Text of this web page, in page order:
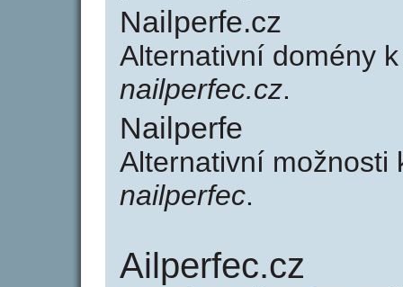
Nailperfe.cz
Alternativní domény
nailperfec.cz.
Nailperfe
Alternativní možnosti
nailperfec.
Ailperfec.cz